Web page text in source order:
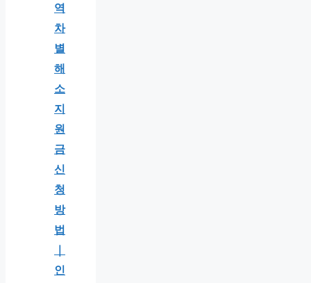
역
차
별
해
소
지
원
금
신
청
방
법
인